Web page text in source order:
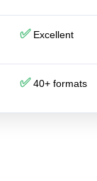
✅Excellent
✅40+ formats